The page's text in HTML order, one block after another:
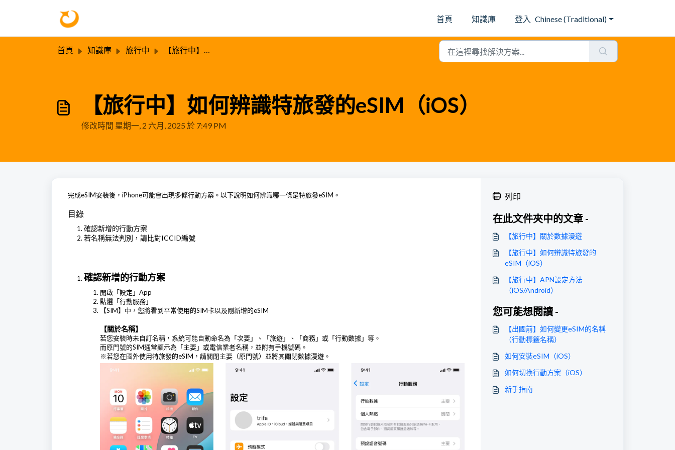
首頁
知識庫 登入 Chinese (Traditional)
首頁 知識庫 旅行中 【旅行中】關於切換行動網路的設定
【旅行中】如何辨識特旅發的eSIM（iOS）
修改時間 星期一, 2 六月, 2025 於 7:49 PM
完成eSIM安裝後，iPhone可能會出現多條行動方案。以下說明如何辨識哪一條是特旅發eSIM。
目錄
確認新增的行動方案
若名稱無法判別，請比對ICCID編號
確認新增的行動方案
開啟「設定」App
點選「行動服務」
【SIM】中，您將看到平常使用的SIM卡以及剛新增的eSIM
【關於名稱】
若您安裝時未自訂名稱，系統可能自動命名為「次要」、「旅遊」、「商務」或「行動數據」等。
而原門號的SIM通常顯示為「主要」或電信業者名稱，並附有手機號碼。
※若您在國外使用特旅發的eSIM，請關閉主要（原門號）並將其關閉數據漫遊。
列印
在此文件夾中的文章 -
【旅行中】關於數據漫遊
【旅行中】如何辨識特旅發的
eSIM（iOS）
【旅行中】APN設定方法
（iOS/Android）
您可能想閱讀 -
【出國前】如何變更eSIM的名稱
（行動標籤名稱）
如何安裝eSIM（iOS）
如何切換行動方案（iOS）
新手指南